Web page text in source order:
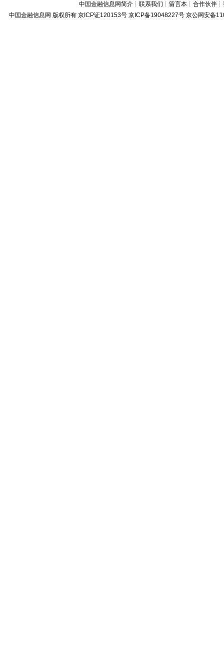
中国金融信息网简介 ┊联系我们 ┊ 留言本 ┊合作伙伴 ┊
中国金融信息网 版权所有 京ICP证120153号 京ICP备19048227号 京公网安备